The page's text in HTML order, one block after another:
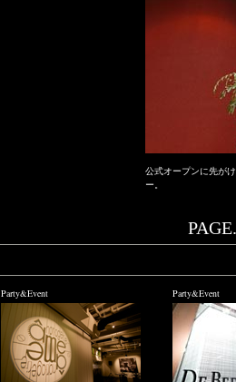
公式オープンに先が
ー。
Party&Event Party&Event